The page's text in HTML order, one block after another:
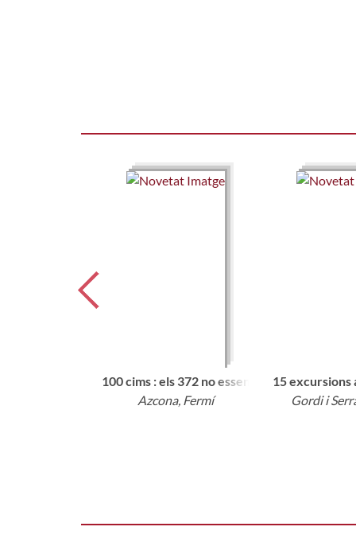
100 cims : els 372 no essencials
Azcona, Fermí
15 excursions
Gordi i